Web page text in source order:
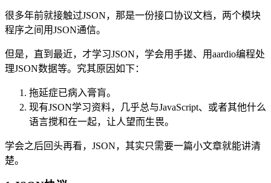
很多年前就接触过JSON，那是一份接口协议文档，两个模块
程序之间用JSON通信。
但是，直到最近，才学习JSON，学会用手搓、用aardio编程处
理JSON数据等。究其原因如下：
拖延症已病入膏肓。
现有JSON学习资料，几乎总与JavaScript、或者其他什么
语言搅和在一起，让人望而生畏。
学会之后回头再看，JSON，其实只需要一篇小文章就能讲清
楚。